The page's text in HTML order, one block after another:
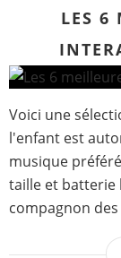
LES 6
Voici une
l'enfant est
musique
taille et batterie
compagnon